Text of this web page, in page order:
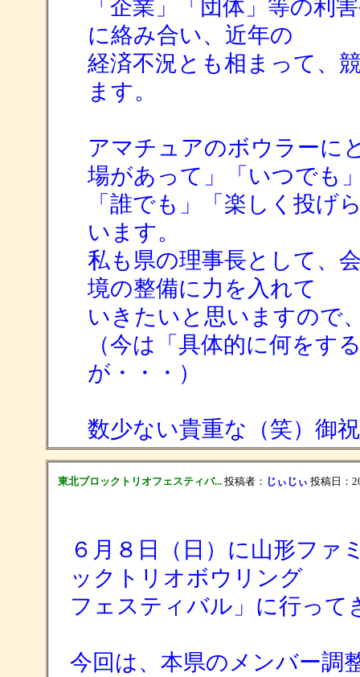
「企業」「団体」等の利
に絡み合い、近年の
経済不況とも相まって、
ます。
アマチュアのボウラーに
場があって」「いつでも
「誰でも」「楽しく投げ
います。
私も県の理事長として、
境の整備に力を入れて
いきたいと思いますので
（今は「具体的に何をす
が・・・）
数少ない貴重な（笑）御
東北ブロックトリオフェスティバ...投稿者： じぃじぃ 投稿日：
６月８日（日）に山形ファ
ックトリオボウリング
フェスティバル」に行って
今回は、本県のメンバー調